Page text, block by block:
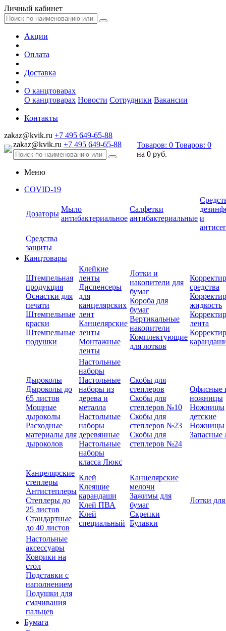
Личный кабинет
Акции
Оплата
Доставка
О канцтоварах
О канцтоварах Новости Сотрудники Вакансии
Контакты
zakaz@kvik.ru +7 495 649-65-88
zakaz@kvik.ru +7 495 649-65-88 Товаров: 0 Товаров: 0
на 0 руб.
Меню
COVID-19
Дозаторы
Мыло
антибактериальное
Салфетки
антибактериальные и
Средства
защиты
Канцтовары
Штемпельная
продукция
Оснастки для
печати
Штемпельные
краски
Штемпельные
подушки
Клейкие
ленты
Диспенсеры
для
канцелярских
лент
Канцелярские
ленты
Монтажные
ленты
Лотки и
накопители для
бумаг
Короба для
бумаг
Вертикальные
накопители
Комплектующие
для лотков
средства
жидкость
лента
Дыроколы
Дыроколы до
65 листов
Мощные
дыроколы
Расходные
материалы для
дыроколов
Настольные
наборы
Настольные
наборы из
дерева и
металла
Настольные
наборы
деревянные
Настольные
наборы
класса Люкс
Скобы для
степлеров
Скобы для
степлеров №10
Скобы для
степлеров №23
Скобы для
степлеров №24
Офисные
ножницы
Ножницы
детские
Ножницы
Запасные
Канцелярские
степлеры
Антистеплеры
Степлеры до
25 листов
Стандартные
до 40 листов
Клей
Клеящие
карандаши
Клей ПВА
Клей
специальный
Канцелярские
мелочи
Зажимы для
бумаг
Скрепки
Булавки
Лотки
Настольные
аксессуары
Коврики на
стол
Подставки с
наполнением
Подушки для
смачивания
пальцев
Бумага